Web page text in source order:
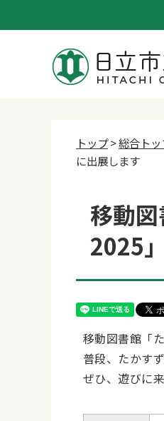
トップ>総合トッ
に出展します
移動
2025
移動図書館「
普段、たかす
ぜひ、遊びに